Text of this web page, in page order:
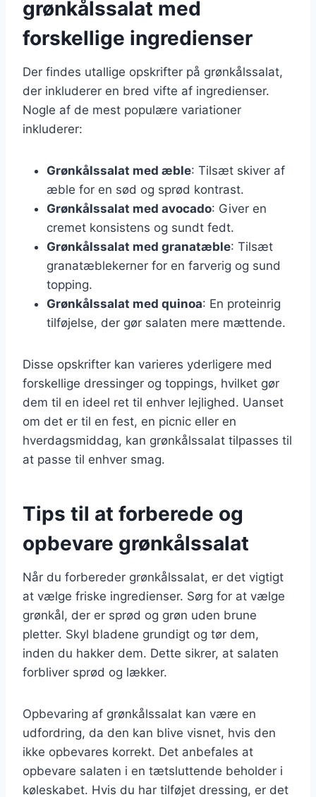
grønkålssalat med
forskellige ingredienser
Der findes utallige opskrifter på grønkålssalat,
der inkluderer en bred vifte af ingredienser.
Nogle af de mest populære variationer
inkluderer:
Grønkålssalat med æble: Tilsæt skiver af
æble for en sød og sprød kontrast.
Grønkålssalat med avocado: Giver en
cremet konsistens og sundt fedt.
Grønkålssalat med granatæble: Tilsæt
granatæblekerner for en farverig og sund
topping.
Grønkålssalat med quinoa: En proteinrig
tilføjelse, der gør salaten mere mættende.
Disse opskrifter kan varieres yderligere med
forskellige dressinger og toppings, hvilket gør
dem til en ideel ret til enhver lejlighed. Uanset
om det er til en fest, en picnic eller en
hverdagsmiddag, kan grønkålssalat tilpasses til
at passe til enhver smag.
Tips til at forberede og
opbevare grønkålssalat
Når du forbereder grønkålssalat, er det vigtigt
at vælge friske ingredienser. Sørg for at vælge
grønkål, der er sprød og grøn uden brune
pletter. Skyl bladene grundigt og tør dem,
inden du hakker dem. Dette sikrer, at salaten
forbliver sprød og lækker.
Opbevaring af grønkålssalat kan være en
udfordring, da den kan blive visnet, hvis den
ikke opbevares korrekt. Det anbefales at
opbevare salaten i en tætsluttende beholder i
køleskabet. Hvis du har tilføjet dressing, er det